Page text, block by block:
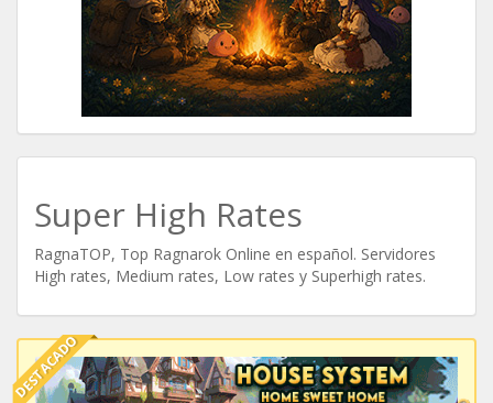
Super High Rates
RagnaTOP, Top Ragnarok Online en español. Servidores
High rates, Medium rates, Low rates y Superhigh rates.
DESTACADO